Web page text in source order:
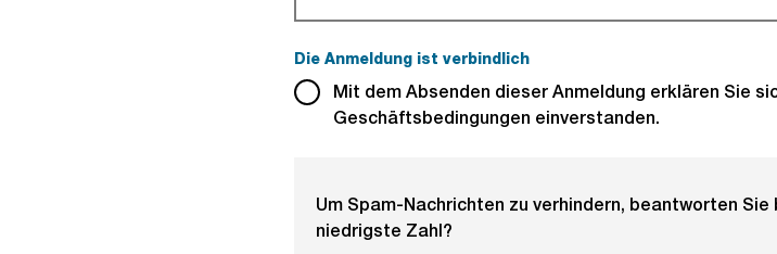
Die Anmeldung ist verbindlich
Mit dem Absenden dieser Anmeldung erklären Sie
Geschäftsbedingungen einverstanden.
Um Spam-Nachrichten zu verhindern, beantworten
niedrigste Zahl?